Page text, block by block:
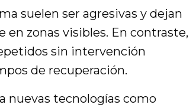
suelen ser agresivas y dejan
zonas visibles. En contraste,
sin intervención
de recuperación.
nuevas tecnologías como